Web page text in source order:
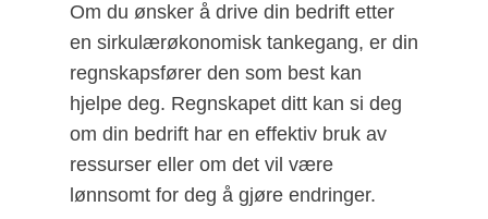
Om du ønsker å drive din bedrift etter
en sirkulærøkonomisk tankegang, er din
regnskapsfører den som best kan
hjelpe deg. Regnskapet ditt kan si deg
om din bedrift har en effektiv bruk av
ressurser eller om det vil være
lønnsomt for deg å gjøre endringer.